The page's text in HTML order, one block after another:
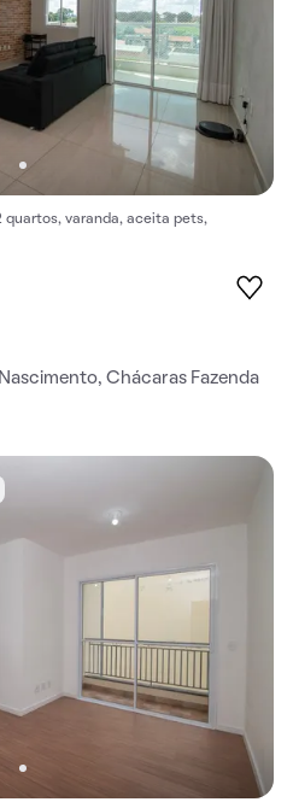
quartos, varanda, aceita pets,
Chácaras Fazenda